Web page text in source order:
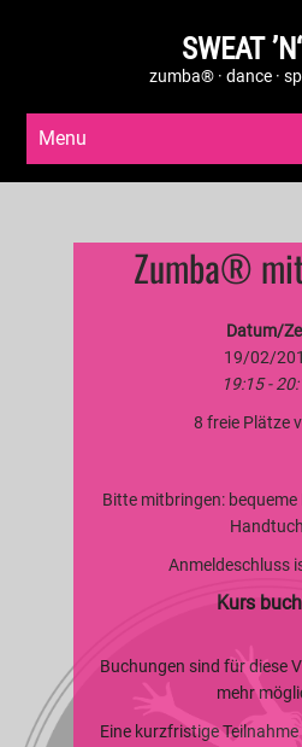
SWEAT
zumba® · dance ·
Menu
Zumba®
Datum/
19/02/
19:15 -
8 freie Plätze
Bitte mitbringen: bequeme
Anmeldeschluss
Kurs
Buchungen sind für diese
mehr
Eine kurzfristige